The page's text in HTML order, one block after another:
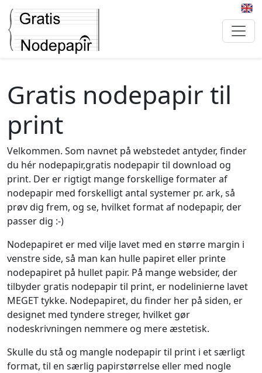
Gratis nodepapir til
print
Velkommen. Som navnet på webstedet antyder, finder
du hér nodepapir,gratis nodepapir til download og
print. Der er rigtigt mange forskellige formater af
nodepapir med forskelligt antal systemer pr. ark, så
prøv dig frem, og se, hvilket format af nodepapir, der
passer dig :-)
Nodepapiret er med vilje lavet med en større margin i
venstre side, så man kan hulle papiret eller printe
nodepapiret på hullet papir. På mange websider, der
tilbyder gratis nodepapir til print, er nodelinierne lavet
MEGET tykke. Nodepapiret, du finder her på siden, er
designet med tyndere streger, hvilket gør
nodeskrivningen nemmere og mere æstetisk.
Skulle du stå og mangle nodepapir til print i et særligt
format, til en særlig papirstørrelse eller med nogle